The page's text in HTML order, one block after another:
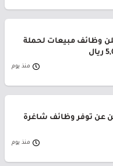
وظائف مبيعات لحملة
منذ يوم
عن توفر وظائف شاغرة
منذ يوم